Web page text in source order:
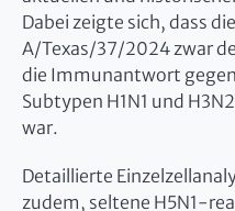
Dabei zeigte sich, dass
A/Texas/37/2024 zwar
die Immunantwort
Subtypen H1N1 und
war.
Detaillierte
zudem, seltene H5N1-